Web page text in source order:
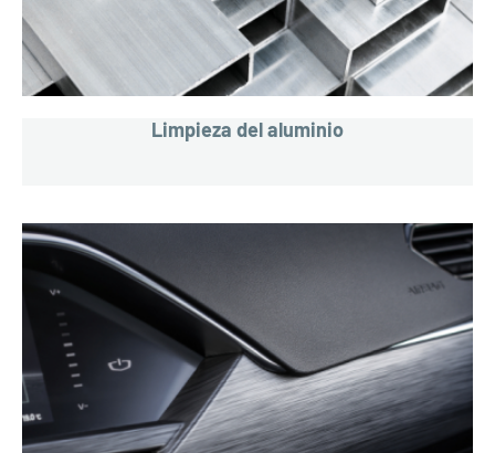
Limpieza del aluminio